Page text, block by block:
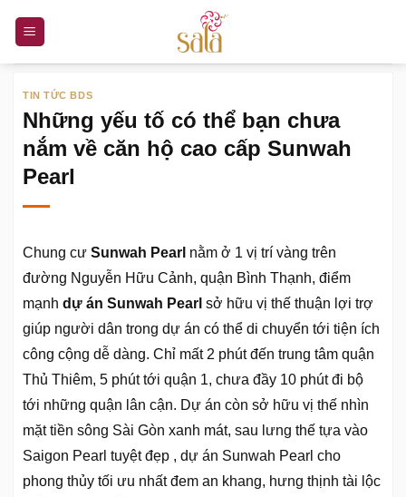
nội
TIN TỨC BDS
Những yếu tố có thể bạn chưa
nắm về căn hộ cao cấp Sunwah
Pearl
Chung cư Sunwah Pearl nằm ở 1 vị trí vàng trên
đường Nguyễn Hữu Cảnh, quận Bình Thạnh, điểm
mạnh dự án Sunwah Pearl sở hữu vị thế thuận lợi trợ
giúp người dân trong dự án có thể di chuyển tới tiện ích
công cộng dễ dàng. Chỉ mất 2 phút đến trung tâm quận
Thủ Thiêm, 5 phút tới quận 1, chưa đầy 10 phút đi bộ
tới những quận lân cận. Dự án còn sở hữu vị thế nhìn
mặt tiền sông Sài Gòn xanh mát, sau lưng thế tựa vào
Saigon Pearl tuyệt đẹp , dự án Sunwah Pearl cho
phong thủy tối ưu nhất đem an khang, hưng thịnh tài lộc